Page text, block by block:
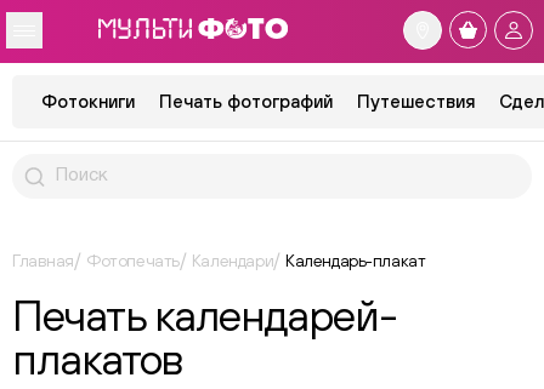
Фотокниги Печать фотографий Путешествия
Главная Фотопечать Календари Календарь-плакат
Печать календарей-
плакатов